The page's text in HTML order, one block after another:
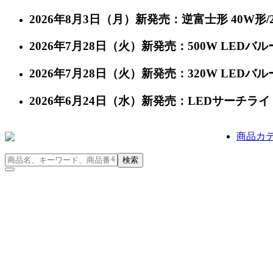
2026年8月3日（月）新発売：逆富士形 40W
2026年7月28日（火）新発売：500W LEDバ
2026年7月28日（火）新発売：320W LEDバ
2026年6月24日（水）新発売：LEDサーチラ
商品カ